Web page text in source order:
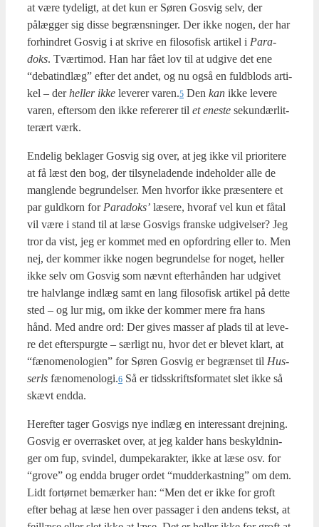
at være tyde­ligt, at det kun er Søren Gosvig selv, der
pålæg­ger sig dis­se begræns­nin­ger. Der ikke nogen, der har
for­hin­dret Gosvig i at skri­ve en filo­so­fisk arti­kel i Para­
doks. Tvær­ti­mod. Han har fået lov til at udgi­ve det ene
“debat­ind­læg” efter det andet, og nu også en fuld­blods arti­
kel – derhel­ler ikke leve­rer varen.5 Den kan ikke leve­re
varen, efter­som den ikke refe­re­rer til et ene­ste sekun­dær­lit­
terært værk.
Ende­lig bekla­ger Gosvig sig over, at jeg ikke vil pri­o­ri­te­re
at få læst den bog, der til­sy­ne­la­den­de inde­hol­der alle de
mang­len­de begrun­del­ser. Men hvor­for ikke præ­sen­te­re et
par guld­korn for Para­doks’ læse­re, hvoraf vel kun et fåtal
vil være i stand til at læse Gosvigs fran­ske udgi­vel­ser? Jeg
tror da vist, jeg er kom­met med en opfor­dring eller to. Men
nej, der kom­mer ikke nogen begrun­del­se for noget, hel­ler
ikke selv om Gosvig som nævnt efter­hån­den har udgi­vet
tre halvlan­ge ind­læg samt en lang filo­so­fisk arti­kel på det­te
sted – og lur mig, om ikke der kom­mer mere fra hans
hånd. Med andre ord: Der gives mas­ser af plads til at leve­
re det efter­s­purg­te – sær­ligt nu, hvor det er ble­vet klart, at
“fæno­meno­lo­gi­en” for Søren Gosvig er begræn­set til Hus­
serls fænomenologi.6 Så er tids­skrifts­for­ma­tet slet ikke så
skævt end­da.
Her­ef­ter tager Gosvigs nye ind­læg en inter­es­sant drej­ning.
Gosvig er over­ra­sket over, at jeg kal­der hans beskyld­nin­
ger om fup, svin­del, dum­pe­ka­rak­ter, ikke at læse osv. for
“grove” og end­da bru­ger ordet “mud­der­kast­ning” om dem.
Lidt for­tør­net bemær­ker han: “Men det er ikke for groft
efter behag at læse hen over pas­sa­ger i den andens tekst, at